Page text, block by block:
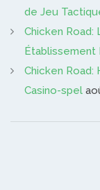
de Jeu
Chicken Road:
Établissement
Chicken
Casino-spel